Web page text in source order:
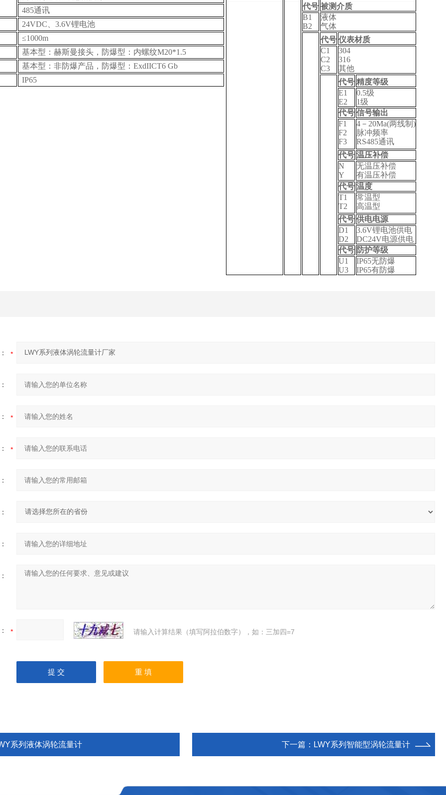
485通讯
24VDC 、3.6V锂电池
≤1000m
基本型：赫斯曼接头，防爆型：内螺纹M20*1.5
基本型：非防爆产品，防爆型：ExdIICT6 Gb
IP65
代号 被测介质
B1
B2
液体
气体
代号 仪表材质
C1
C2
C3
304
316
其他
代号 精度等级
E1
E2
0.5级
1级
代号 信号输出
F1
F2
F3
4 －20Ma(两线制)
脉冲频率
RS485通讯
代号 温压补偿
N
Y
无温压补偿
有温压补偿
代号 温度
T1
T2
常温型
高温型
代号 供电电源
D1
D2
3.6V锂电池供电
DC24V电源供电
代号 防护等级
U1
U3
IP65无防爆
IP65有防爆
请输入计算结果（填写阿拉伯数字），如：三加四=7
系列液体涡轮流量计 下一篇： LWY系列智能型涡轮流量计